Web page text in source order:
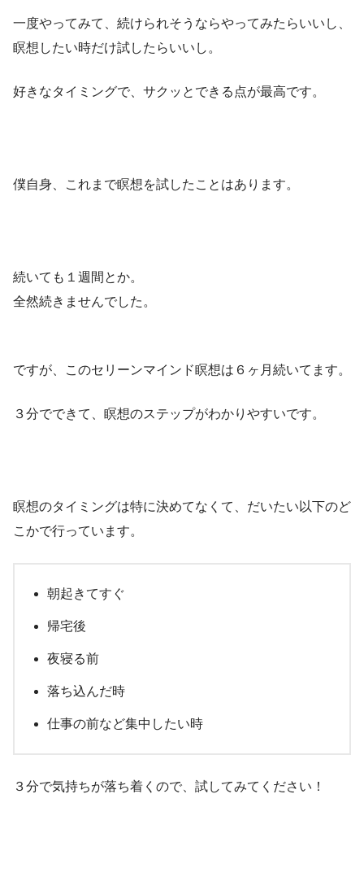
一度やってみて、続けられそうならやってみたらいいし、
瞑想したい時だけ試したらいいし。
好きなタイミングで、サクッとできる点が最高です。
僕自身、これまで瞑想を試したことはあります。
続いても１週間とか。
全然続きませんでした。
ですが、このセリーンマインド瞑想は６ヶ月続いてます。
３分でできて、瞑想のステップがわかりやすいです。
瞑想のタイミングは特に決めてなくて、だいたい以下のど
こかで行っています。
朝起きてすぐ
帰宅後
夜寝る前
落ち込んだ時
仕事の前など集中したい時
３分で気持ちが落ち着くので、試してみてください！